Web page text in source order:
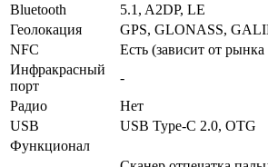
Bluetooth
5.1, A2DP, LE
Геолока­ция
GPS, GLONASS,
NFC
Есть (зависит от
Инфра­красный
порт
-
Радио
Нет
USB
USB Type-C 2.0, OTG
Функционал